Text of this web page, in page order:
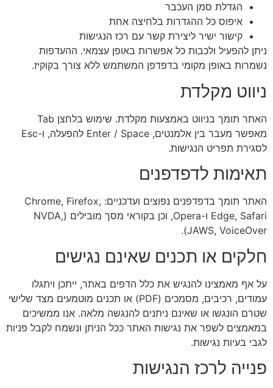
הגדלת סמן העכבר
איפוס כל ההגדרות בלחיצה אחת
קישור ישיר ליצירת קשר עם רכז הנגישות
ניתן להפעיל ולכבות כל אפשרות באופן עצמאי. ההעדפות
נשמרות באופן מקומי בדפדפן המשתמש ללא צורך בקוקיז.
ניווט מקלדת
האתר תומך בניווט באמצעות מקלדת. שימוש בלחצן Tab
מאפשר מעבר בין אלמנטים, Enter / Space להפעלה, ו-Esc
לסגירת תפריט הנגישות.
תאימות לדפדפנים
האתר תומך בדפדפנים נפוצים ועדכניים: Chrome, Firefox,
Edge, Safari ו-Opera, וכן בקוראי מסך מובילים (NVDA,
JAWS, VoiceOver).
חלקים או תכנים שאינם נגישים
על אף מאמצינו להנגיש את כלל הדפים באתר, ייתכן ויתגלו
עמודים, רכיבים, מסמכים (PDF) או תכנים מוטמעים מצד שלישי
שטרם הונגשו או שאינם ניתנים להנגשה מלאה. אנו ממשיכים
במאמצים לשפר את נגישות האתר ככל הניתן ונשמח לקבל פניות
לגבי בעיות נגישות.
פנייה לרכז הנגישות